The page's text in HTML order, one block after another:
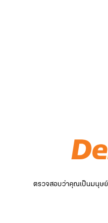
ตรวจสอบว่าคุณเป็นมนุษย์